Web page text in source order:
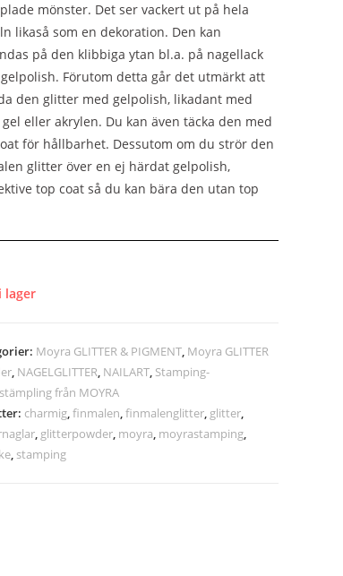
mönster. Det ser vackert ut på hela
likaså som en dekoration. Den kan
på den klibbiga ytan bl.a. på nagellack
Förutom detta går det utmärkt att
den glitter med gelpolish, likadant med
gel eller akrylen. Du kan även täcka den med
för hållbarhet. Dessutom om du strör den
glitter över en ej härdat gelpolish,
top coat så du kan bära den utan top
lager
Moyra GLITTER & PIGMENT, Moyra GLITTER
, NAGELGLITTER, NAILART, Stamping-
från MOYRA
charmig,finmalen,finmalenglitter, glitter,
, glitterpowder, moyra, moyrastamping,
, stamping